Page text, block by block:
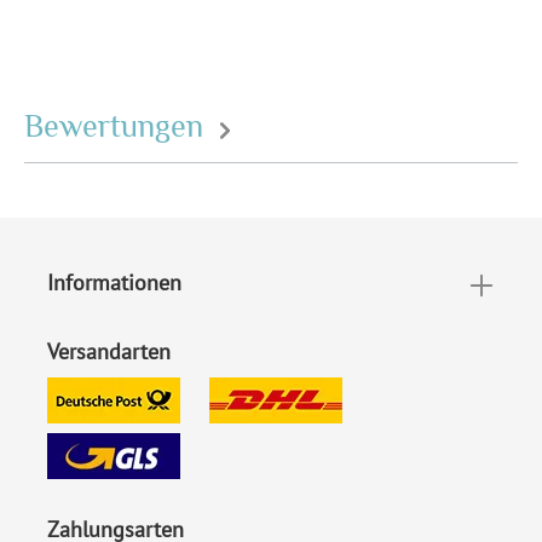
Bewertungen
Informationen
Versandarten
Zahlungsarten